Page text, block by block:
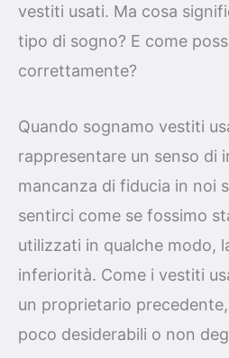
vestiti usati. Ma cosa
tipo di sogno? E come
correttamente?
Quando sognamo vestiti
rappresentare un senso di
mancanza di fiducia in noi
sentirci come se fossimo
utilizzati in qualche modo,
inferiorità. Come i vestiti
un proprietario
poco desiderabili o non